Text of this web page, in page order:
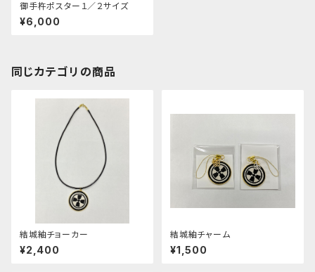
御手杵ポスター１／２サイズ
¥6,000
同じカテゴリの商品
結城紬チョーカー
¥2,400
結城紬チャーム
¥1,500